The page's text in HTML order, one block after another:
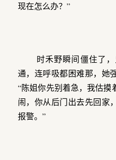
现在怎么办？”
时禾野瞬间僵住了
通，连呼吸都困难那，她
“陈姐你先别着急，我估
闹，你从后门出去先回家
报警。”